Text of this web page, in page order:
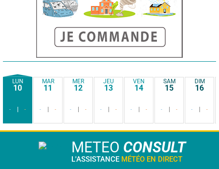
LUN
10
- -
MAR
11
- -
MER
12
- -
JEU
13
- -
VEN
14
- -
SAM
15
- -
DIM
16
- -
METEO CONSULT
L'ASSISTANCE MÉTÉO EN DIRECT